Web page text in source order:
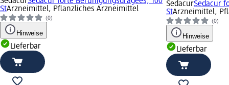
StArzneimittel, Pflanzliches Arzneimittel
(0)
Hinweise
Lieferbar
SedacurSedacur
StArzneimittel,
(0)
Hinweise
Lieferbar